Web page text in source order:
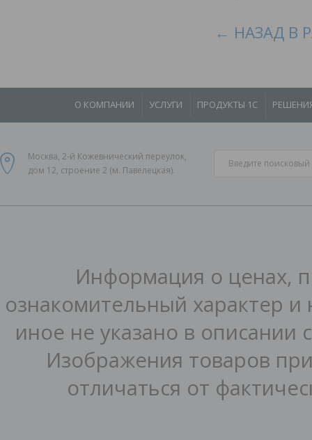
← НАЗАД В
О КОМПАНИИ УСЛУГИ ПРОДУКТЫ 1С
Москва, 2-й Кожевнический переулок,
дом 12, строение 2 (м. Павелецкая).
Информация о ценах,
ознакомительный характер
иное не указано в описании
Изображения товаров
отличаться от